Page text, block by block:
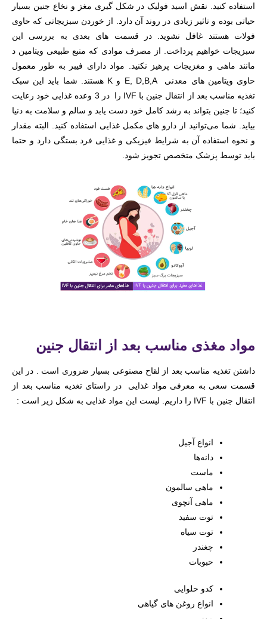
استفاده کنید. نقش اسید فولیک در شکل گیری مغز و نخاع جنین بسیار
حیاتی بوده و تاثیر زیادی در روند آن دارد. از خوردن سبزیجاتی که حاوی
فولات هستند غافل نشوید. در قسمت های بعدی به بررسی این
سبزیجات خواهیم پرداخت. از مصرف موادی که منبع طبیعی ویتامین د
مانند ماهی و مغزیجات پرهیز نکنید. مواد دارای فیبر به طور معمول
حاوی ویتامین های‌ معدنی E, D,B,A و K هستند. شما باید این سبک
تغذیه مناسب بعد از انتقال جنین با IVF را در 3 وعده غذایی خود رعایت
کنید؛ تا جنین بتواند به رشد کامل خود دست یابد و سالم و سلامت به دنیا
بیاید. شما می‌توانید از دارو های مکمل غذایی استفاده کنید. البته مقدار
و نحوه استفاده آن به شرایط فیزیکی و غذایی فرد بستگی دارد و حتما
باید توسط پزشک متخصص تجویز شود.
مواد مغذی مناسب بعد از انتقال جنین
داشتن تغذیه مناسب بعد از لقاح مصنوعی بسیار ضروری است . در این
قسمت سعی به معرفی مواد غذایی در راستای تغذیه مناسب بعد از
انتقال جنین با IVF را داریم. لیست این مواد غذایی به شکل زیر است :
انواع آجیل
دانه‌ها
ماست
ماهی سالمون
ماهی آنچوی
توت سفید
توت سیاه
چغندر
حبوبات
کدو حلوایی
انواع روغن های گیاهی